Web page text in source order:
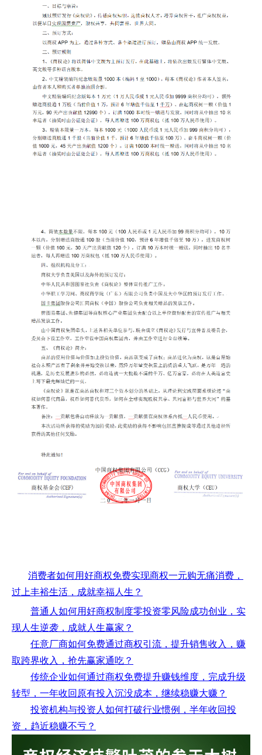
消费者如何用好商权免费实现商权一元购无痛消费，
过上丰裕生活，成就幸福人生？
普通人如何用好商权制度零投资零风险成功创业，实
现人生逆袭，成就人生赢家？
任意厂商如何免费通过商权引流，提升销售收入，赚
取跨界收入，抢先赢家通吃？
传统企业如何通过商权免费提升赚钱维度，完成升级
转型，一年收回原有投入沉没成本，继续稳赚大赚？
投资机构与投资人如何打破行业惯例，半年收回投
资，趋近稳赚不亏？